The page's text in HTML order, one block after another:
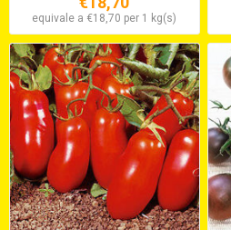
equivale a €18,70 per 1 kg(s)